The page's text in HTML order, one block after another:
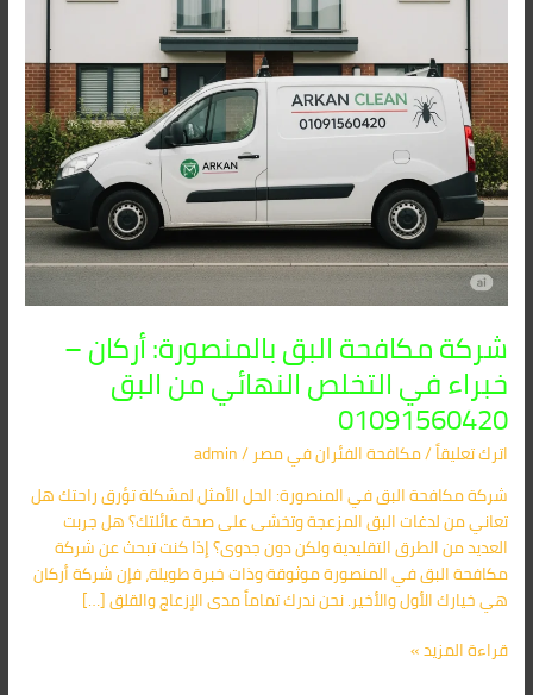
شركة مكافحة البق بالمنصورة: أركان –
خبراء في التخلص النهائي من البق
01091560420
اترك تعليقاً/مكافحة الفئران​ في مصر/
admin
شركة مكافحة البق في المنصورة: الحل الأمثل لمشكلة تؤرق راحتك هل
تعاني من لدغات البق المزعجة وتخشى على صحة عائلتك؟ هل جربت
العديد من الطرق التقليدية ولكن دون جدوى؟ إذا كنت تبحث عن شركة
مكافحة البق في المنصورة موثوقة وذات خبرة طويلة، فإن شركة أركان
هي خيارك الأول والأخير. نحن ندرك تماماً مدى الإزعاج والقلق […]
التخلص
النهائي
من
البق
01091560420
قراءة المزيد »